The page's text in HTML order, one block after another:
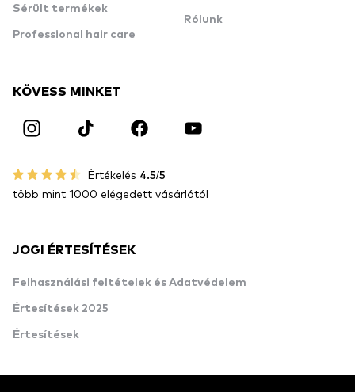
Sérült termékek
Professional hair care
Rólunk
KÖVESS MINKET
Értékelés 4.5/5
több mint 1000 elégedett vásárlótól
JOGI ÉRTESÍTÉSEK
Felhasználási feltételek és Adatvédelem
Értesítések 2025
Értesítések